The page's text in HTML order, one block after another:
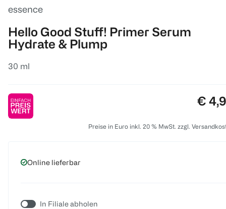
essence
Hello Good Stuff! Primer Serum
Hydrate & Plump
30 ml
€
Preise in Euro inkl. 20 % MwSt. zzgl.
Online lieferbar
In Filiale abholen